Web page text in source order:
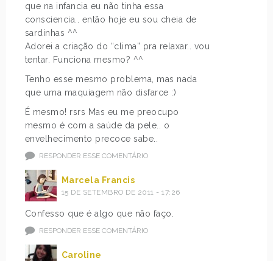
que na infancia eu não tinha essa
consciencia.. então hoje eu sou cheia de
sardinhas ^^
Adorei a criação do “clima” pra relaxar.. vou
tentar. Funciona mesmo? ^^
Tenho esse mesmo problema, mas nada
que uma maquiagem não disfarce :)
É mesmo! rsrs Mas eu me preocupo
mesmo é com a saúde da pele.. o
envelhecimento precoce sabe..
RESPONDER ESSE COMENTÁRIO
Marcela Francis
15 DE SETEMBRO DE 2011 - 17:26
Confesso que é algo que não faço.
RESPONDER ESSE COMENTÁRIO
Caroline